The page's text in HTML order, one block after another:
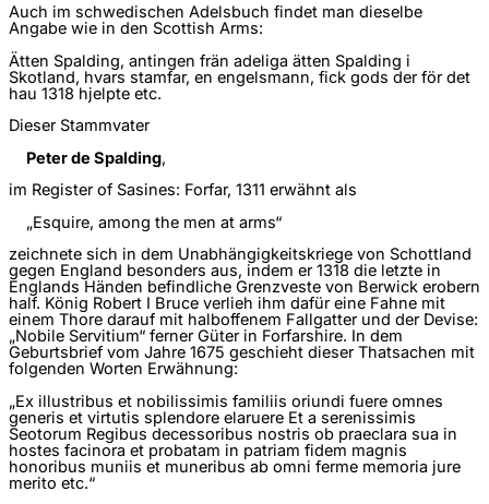
Auch im schwedischen Adelsbuch findet man dieselbe
Angabe wie in den Scottish Arms:
Ätten Spalding, antingen frän adeliga ätten Spalding i
Skotland, hvars stamfar, en engelsmann, fick gods der för det
hau 1318 hjelpte etc.
Dieser Stammvater
Peter de Spalding,
im Register of Sasines: Forfar, 1311 erwähnt als
„Esquire, among the men at arms“
zeichnete sich in dem Unabhängigkeits­kriege von Schottland
gegen England besonders aus, indem er 1318 die letzte in
Englands Händen befindliche Grenzveste von Berwick erobern
half. König Robert I Bruce verlieh ihm dafür eine Fahne mit
einem Thore darauf mit halboffenem Fallgatter und der Devise:
„Nobile Servitium“ ferner Güter in Forfarshire. In dem
Geburtsbrief vom Jahre 1675 geschieht dieser Thatsachen mit
folgenden Worten Erwähnung:
„Ex illustribus et nobilissimis familiis oriundi fuere omnes
generis et virtutis splendore elaruere Et a serenissimis
Seotorum Regibus decessoribus nostris ob praeclara sua in
hostes facinora et probatam in patriam fidem magnis
honoribus muniis et muneribus ab omni ferme memoria jure
merito etc.“